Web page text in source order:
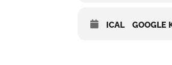
ICAL GOOGLE